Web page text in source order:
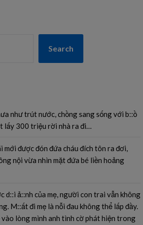
Search
như trút nước, chồng sang sống với b::ồ
lấy 300 triệu rời nhà ra đi…
mới được đón đứa cháu đích tôn ra đơi,
nội vừa nhìn mặt đứa bé liền hoảng
d::i ả::nh của mẹ, người con trai vẫn không
M::ất đi mẹ là nỗi đau không thể lấp đầy.
vào lòng mình anh tình cờ phát hiện trong